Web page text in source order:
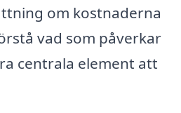
om kostnaderna
vad som påverkar
centrala element att